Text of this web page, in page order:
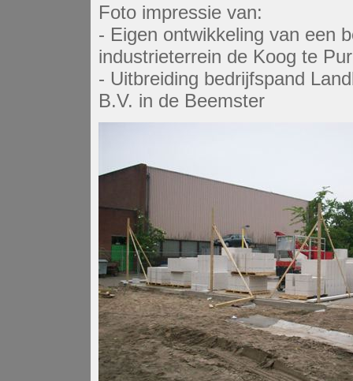
Foto impressie van:
- Eigen ontwikkeling van een
industrieterrein de Koog te
- Uitbreiding bedrijfspand
B.V. in de Beemster